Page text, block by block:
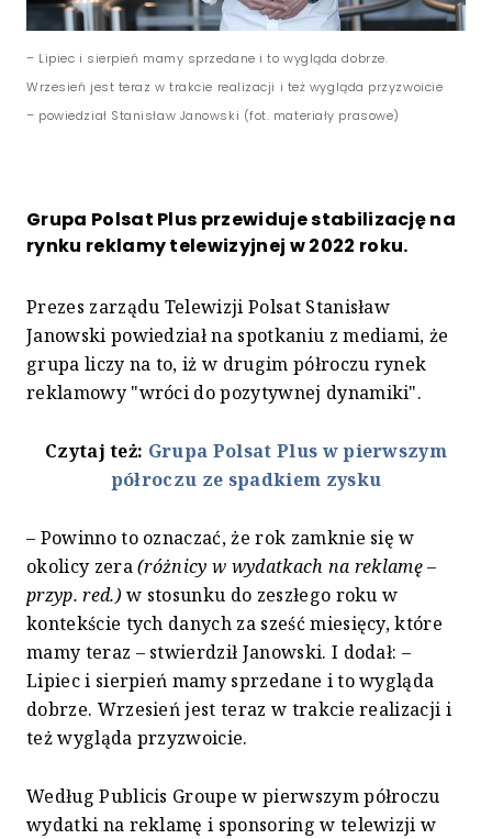
– Lipiec i sierpień mamy sprzedane i to wygląda dobrze.
Wrzesień jest teraz w trakcie realizacji i też wygląda przyzwoicie
– powiedział Stanisław Janowski (fot. materiały prasowe)
Grupa Polsat Plus przewiduje stabilizację na
rynku reklamy telewizyjnej w 2022 roku.
Prezes zarządu Telewizji Polsat Stanisław
Janowski powiedział na spotkaniu z mediami, że
grupa liczy na to, iż w drugim półroczu rynek
reklamowy "wróci do pozytywnej dynamiki".
Czytaj też: Grupa Polsat Plus w pierwszym
półroczu ze spadkiem zysku
– Powinno to oznaczać, że rok zamknie się w
okolicy zera(różnicy w wydatkach na reklamę –
przyp. red.) w stosunku do zeszłego roku w
kontekście tych danych za sześć miesięcy, które
mamy teraz – stwierdził Janowski. I dodał: –
Lipiec i sierpień mamy sprzedane i to wygląda
dobrze. Wrzesień jest teraz w trakcie realizacji i
też wygląda przyzwoicie.
Według Publicis Groupe w pierwszym półroczu
wydatki na reklamę i sponsoring w telewizji w